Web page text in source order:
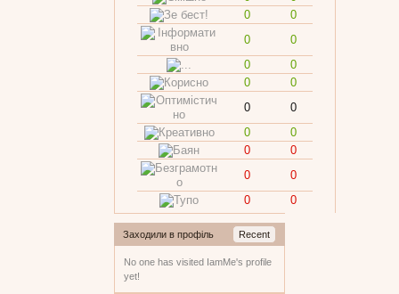
0
0
0
0
0
0
0
0
0
0
0
0
0
0
0
0
0
0
Заходили в профіль Recent
No one has visited IamMe's profile
yet!